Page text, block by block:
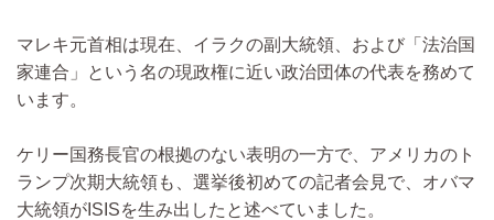
マレキ元首相は現在、イラクの副大統領、および「法治国
家連合」という名の現政権に近い政治団体の代表を務めて
います。
ケリー国務長官の根拠のない表明の一方で、アメリカのト
ランプ次期大統領も、選挙後初めての記者会見で、オバマ
大統領がISISを生み出したと述べていました。